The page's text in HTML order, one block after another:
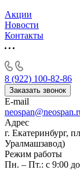
Акции
Новости
Контакты
8 (922) 100-82-86
Заказать звонок
E-mail
Адрес
г. Екатеринбург,
Уралмашзавод)
Режим работы
Пн. – Пт.: с 9:00